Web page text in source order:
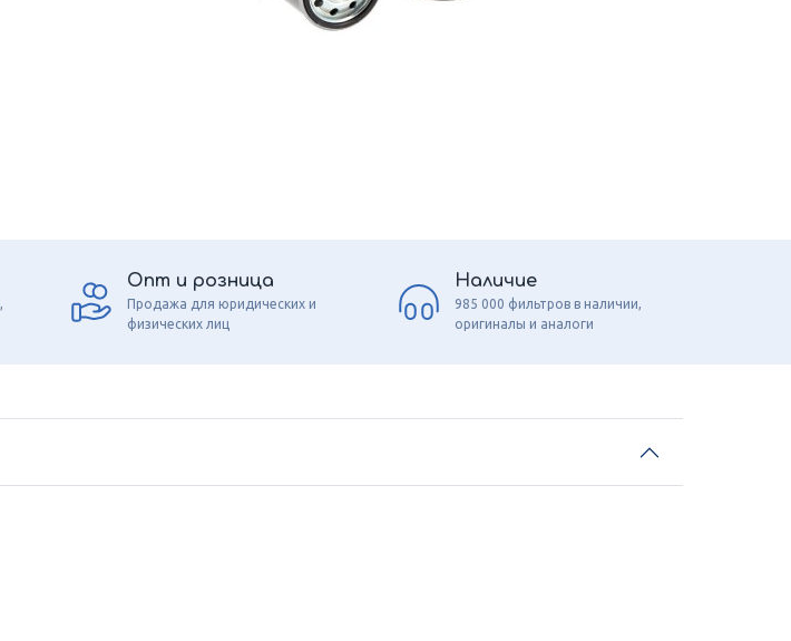
Опт и розница
Продажа для юридических и
физических лиц
Наличие
985 000 фильтров в наличии,
оригиналы и аналоги